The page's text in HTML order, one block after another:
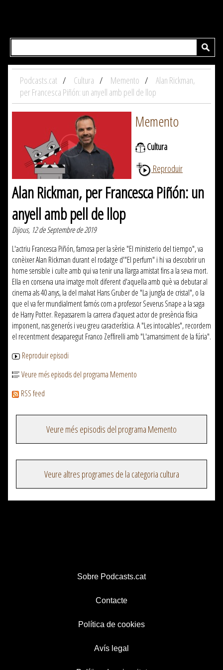
Podcasts.cat Cultura Memento
Alan Rickman,
per Francesca Piñón: un anyell amb pell de llop
Memento
Cultura
Reproduir
Alan Rickman, per Francesca Piñón: un
anyell amb pell de llop
Dijous, 12 de Septembre de 2019
L'actriu Francesca Piñón, famosa per la sèrie "El ministerio del tiempo", va
conèixer Alan Rickman durant el rodatge d'"El perfum" i hi va descobrir un
home sensible i culte amb qui va tenir una llarga amistat fins a la seva mort.
Ella en conserva una imatge molt diferent d'aquella amb què va debutar al
cinema als 40 anys, la del malvat Hans Gruber de "La jungla de cristal", o la
que el va fer mundialment famós com a professor Severus Snape a la saga
de Harry Potter. Repassarem la carrera d'aquest actor de presència física
imponent, nas generós i veu greu característica. A "Les intocables", recordem
el recentment desaparegut Franco Zeffirelli amb "L'amansiment de la fúria".
Reproduir episodi
Veure més episodis del programa Memento
RSS feed
Veure més episodis del programa Memento
Veure altres programes de la categoria cultura
Sobre Podcasts.cat
Contacte
Política de cookies
Avís legal